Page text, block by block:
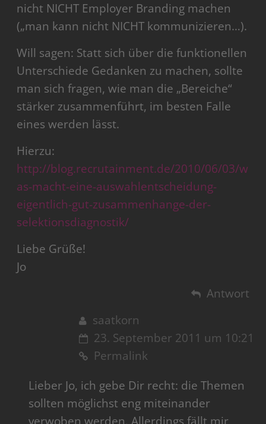
nicht NICHT Employer Branding machen
(„man kann nicht NICHT kommunizieren…).
Will sagen: Statt sich über die funktionellen
Unterschiede Gedanken zu machen, sollte
man sich fragen, wie man die „Bereiche“
stärker zusammenführt, im besten Falle
eines werden lässt.
Hierzu:
http://blog.recrutainment.de/2010/06/03/w
as-macht-eine-auswahlentscheidung-
eigentlich-gut-zusammenhange-der-
selektionsdiagnostik/
Liebe Grüße!
Jo
Antwort
saatkorn
23. September 2011 um 10:21
Permalink
Lieber Jo, ich gebe Dir recht: die Themen
sollten möglichst eng miteinander